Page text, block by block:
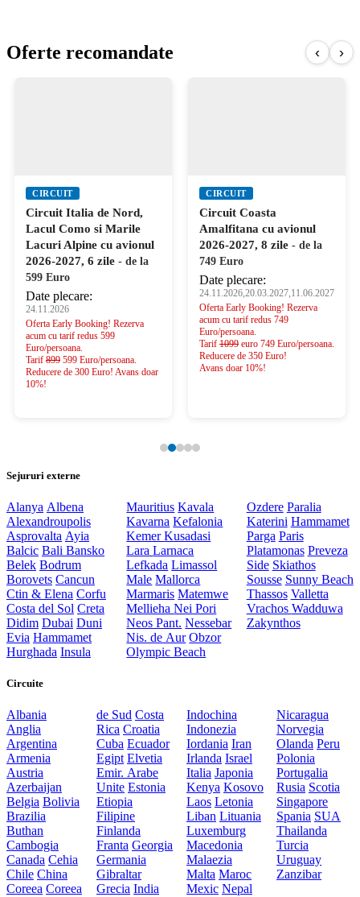
Oferte recomandate ‹ ›
CIRCUIT
Circuit Italia de Nord,
Lacul Como si Marile
Lacuri Alpine cu avionul
2026-2027, 6 zile - de la
599 Euro
Date plecare:
24.11.2026
Oferta Early Booking! Rezerva
acum cu tarif redus 599
Euro/persoana.
Tarif 899 599 Euro/persoana.
Reducere de 300 Euro! Avans doar
10%!
CIRCUIT
Circuit Coasta
Amalfitana cu avionul
2026-2027, 8 zile - de la
749 Euro
Date plecare:
24.11.2026,20.03.2027,11.06.2027
Oferta Early Booking! Rezerva
acum cu tarif redus 749
Euro/persoana.
Tarif 1099 euro 749 Euro/persoana.
Reducere de 350 Euro!
Avans doar 10%!
Sejururi externe
Alanya Albena
Alexandroupolis
Asprovalta Ayia
Balcic Bali Bansko
Belek Bodrum
Borovets Cancun
Ctin & Elena Corfu
Costa del Sol Creta
Didim Dubai Duni
Evia Hammamet
Hurghada Insula
Mauritius Kavala
Kavarna Kefalonia
KemerKusadasi
LaraLarnaca
Lefkada Limassol
Male Mallorca
Marmaris Matemwe
MelliehaNei Pori
Neos Pant. Nessebar
Nis. de Aur Obzor
Olympic Beach
Ozdere Paralia
Katerini Hammamet
Parga Paris
Platamonas Preveza
Side Skiathos
Sousse Sunny Beach
Thassos Valletta
Vrachos Wadduwa
Zakynthos
Circuite
Albania
Anglia
Argentina
Armenia
Austria
Azerbaijan
Belgia Bolivia
Brazilia
Buthan
Cambogia
Canada Cehia
Chile China
Coreea Coreea
de Sud Costa
Rica Croatia
Cuba Ecuador
Egipt Elvetia
Emir. Arabe
Unite Estonia
Etiopia
Filipine
Finlanda
Franta Georgia
Germania
Gibraltar
Grecia India
Indochina
Indonezia
Iordania Iran
Irlanda Israel
Italia Japonia
Kenya Kosovo
Laos Letonia
Liban Lituania
Luxemburg
Macedonia
Malaezia
Malta Maroc
Mexic Nepal
Nicaragua
Norvegia
Olanda Peru
Polonia
Portugalia
Rusia Scotia
Singapore
Spania SUA
Thailanda
Turcia
Uruguay
Zanzibar